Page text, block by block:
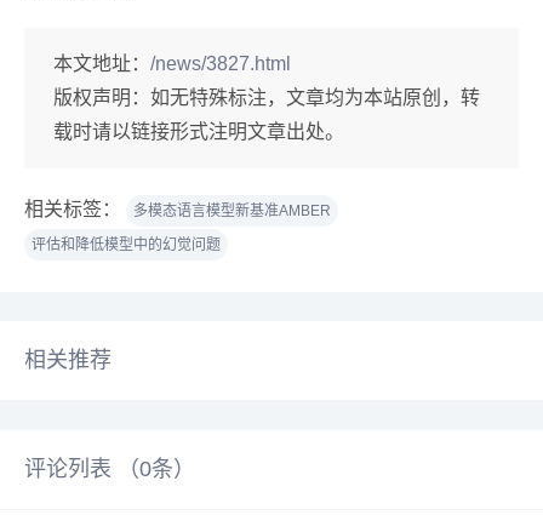
本文地址： /news/3827.html
版权声明： 如无特殊标注，文章均为本站原创，转
载时请以链接形式注明文章出处。
相关标签：
多模态语言模型新基准AMBER
评估和降低模型中的幻觉问题
相关推荐
评论列表 （0条）